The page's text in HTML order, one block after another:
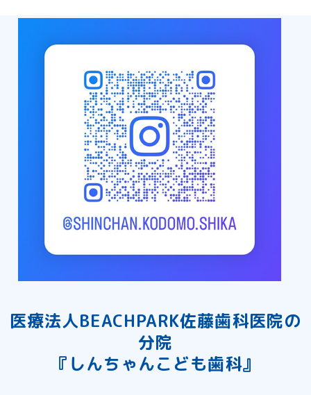
医療法人BEACHPARK佐藤歯科医院の
分院
『しんちゃんこども歯科』